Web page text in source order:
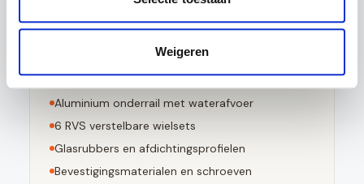
Weigeren
Dit pakket bevat
stuks 10mm geharde glaspanelen
Aluminium bovenrail (Antraciet RAL 7016)
Aluminium onderrail met waterafvoer
6 RVS verstelbare wielsets
Glasrubbers en afdichtingsprofielen
Bevestigingsmaterialen en schroeven